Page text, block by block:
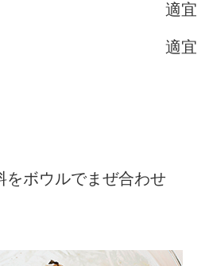
適宜
適宜
ボウルでまぜ合わせ